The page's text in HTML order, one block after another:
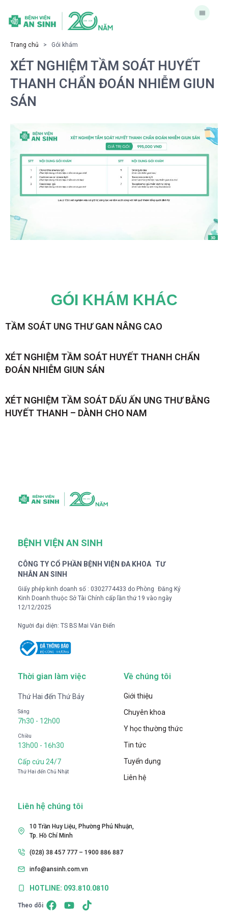
Trang chủ > Gói khám
XÉT NGHIỆM TẦM SOÁT HUYẾT
THANH CHẨN ĐOÁN NHIỄM GIUN
SÁN
GÓI KHÁM KHÁC
TẦM SOÁT UNG THƯ GAN NÂNG CAO
XÉT NGHIỆM TẦM SOÁT HUYẾT THANH CHẨN
ĐOÁN NHIỄM GIUN SÁN
XÉT NGHIỆM TẦM SOÁT DẤU ẤN UNG THƯ BẰNG
HUYẾT THANH – DÀNH CHO NAM
BỆNH VIỆN AN SINH
CÔNG TY CỔ PHẦN BỆNH VIỆN ĐA KHOA TƯ
NHÂN AN SINH
Giấy phép kinh doanh số : 0302774433 do Phòng Đăng Ký
Kinh Doanh thuộc Sở Tài Chính cấp lần thứ 19 vào ngày
12/12/2025
Người đại diện: TS BS Mai Văn Điển
Thời gian làm việc
Thứ Hai đến Thứ Bảy
Sáng
7h30 - 12h00
Chiều
13h00 - 16h30
Cấp cứu 24/7
Thứ Hai đến Chủ Nhật
Về chúng tôi
Giới thiệu
Chuyên khoa
Y học thường thức
Tin tức
Tuyển dụng
Liên hệ
Liên hệ chúng tôi
10 Trần Huy Liệu, Phường Phú Nhuận,
Tp. Hồ Chí Minh
(028) 38 457 777 – 1900 886 887
info@ansinh.com.vn
HOTLINE: 093.810.0810
Theo dõi